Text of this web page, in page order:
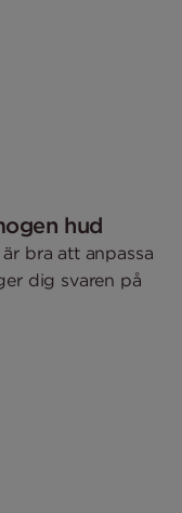
hud
bra att anpassa
dig svaren på